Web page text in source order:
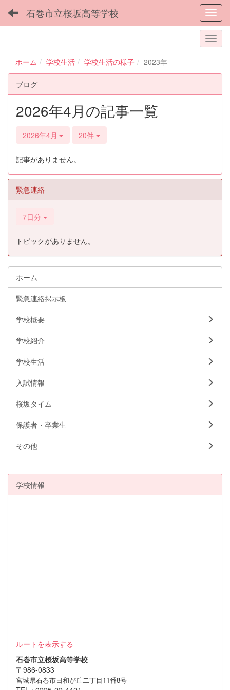
石巻市立桜坂高等学校
ホーム 学校生活 学校生活の様子 2023年
ブログ
2026年4月の記事一覧
2026年4月 20件
記事がありません。
緊急連絡
7日分
トピックがありません。
ホーム
緊急連絡掲示板
学校概要
学校紹介
学校生活
入試情報
桜坂タイム
保護者・卒業生
その他
学校情報
ルートを表示する
石巻市立桜坂高等学校
〒986-0833
宮城県石巻市日和が丘二丁目11番8号